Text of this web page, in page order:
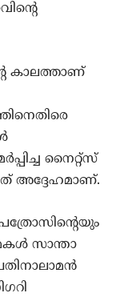
കാലത്താണ്
നൈറ്റ്‌സ്
അദ്ദേഹമാണ്.
സാന്താ